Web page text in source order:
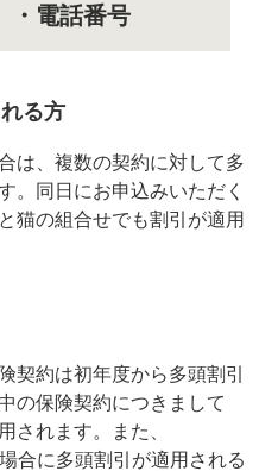
・電話番号
る方
は、複数の契約に対して多
。同日にお申込みいただく
猫の組合せでも割引が適用
契約は初年度から多頭割引
の保険契約につきまして
されます。また、
合に多頭割引が適用される